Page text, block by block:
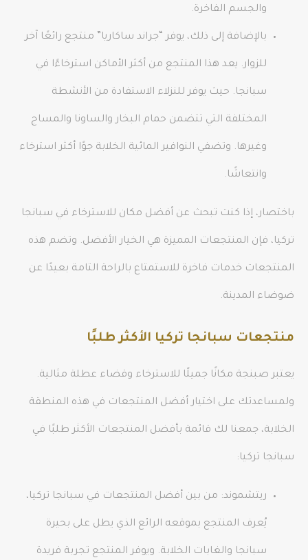
والجسم الفاخرة.
بالإضافة إلى ذلك، يوفر “جراند ساكاريا” منتجع رائعًا آخر
للزوار. يعد هذا المنتجع من أكثر الأماكن استرخاءًا في
سبانجا. حيث يوفر للنزلاء الاستفادة من الأنشطة
المختلفة التي تتضمن حمام البخار والساونا والمساج
وغيرها. وتضفي النوافير المائية الخلابة جوًا أكثر استرخاء
وانتعاشًا.
باختصار، إذا كنت تبحث عن أفضل مكان للاسترخاء في سبانجا
تركيا، فإن المنتجعات المميزة هي الخيار الأفضل. وتضم هذه
المنتجعات خدمات فاخرة للاستمتاع بالراحة التامة بعيدًا عن
ضوضاء المدينة.
منتجعات سبانجا تركيا الأكثر طلبًا
يعتبر صبنجة مكانًا جميلًا للاسترخاء وقضاء عطلة مثالية.
ولمساعدتك على اختيار أفضل المنتجعات في هذه المنطقة
الخلابة، جمعنا لك قائمة بأفضل المنتجعات الأكثر طلبًا في
سبانجا تركيا:
ريتشموند: من بين أفضل المنتجعات في سبانجا تركيا،
يُعرف المنتجع بموقعه الرائع الذي يطل على بحيرة
سبانجا والغابات الخلابة. ويوفر المنتجع تجربة فريدة